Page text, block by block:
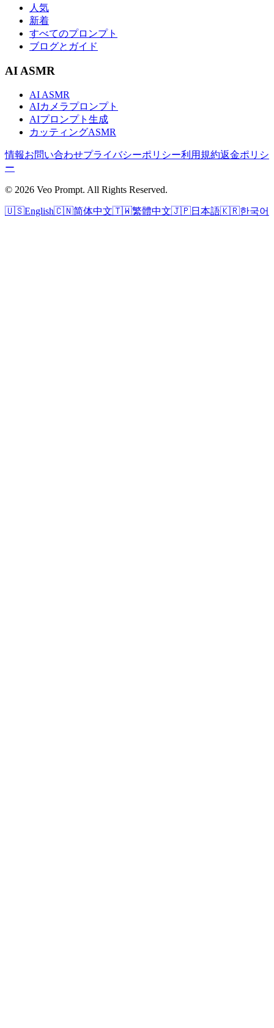
人気
新着
すべてのプロンプト
ブログとガイド
AI ASMR
AI ASMR
AIカメラプロンプト
AIプロンプト生成
カッティングASMR
情報お問い合わせプライバシーポリシー利用規約返金ポリシ
ー
© 2026 Veo Prompt. All Rights Reserved.
🇺🇸English🇨🇳简体中文🇹🇼繁體中文🇯🇵日本語🇰🇷한국어